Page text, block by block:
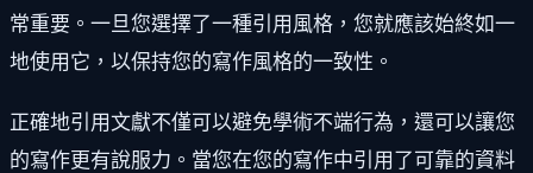
常重要。一旦您選擇了一種引用風格，您就應該始終如一
地使用它，以保持您的寫作風格的一致性。
正確地引用文獻不僅可以避免學術不端行為，還可以讓您
的寫作更有說服力。當您在您的寫作中引用了可靠的資料